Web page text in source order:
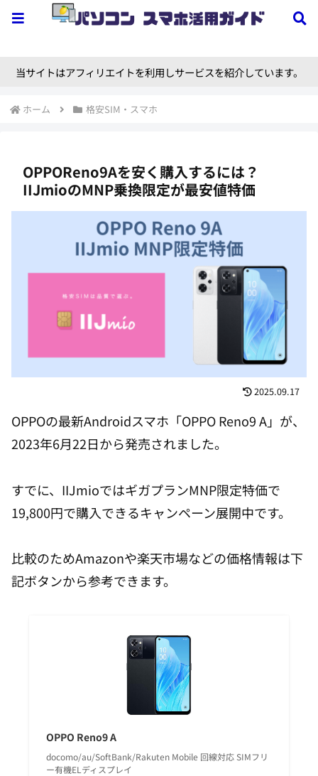
当サイトはアフィリエイトを利用しサービスを紹介しています。
ホーム 格安SIM・スマホ
OPPOReno9Aを安く購入するには？
IIJmioのMNP乗換限定が最安値特価
2025.09.17
OPPOの最新Androidスマホ「OPPO Reno9 A」が、
2023年6月22日から発売されました。
すでに、IIJmioではギガプランMNP限定特価で
19,800円で購入できるキャンペーン展開中です。
比較のためAmazonや楽天市場などの価格情報は下
記ボタンから参考できます。
OPPO Reno9 A
docomo/au/SoftBank/Rakuten Mobile 回線対応 SIMフリ
ー有機ELディスプレイ